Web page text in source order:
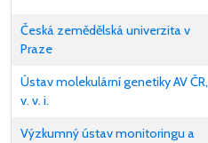
Česká zemědělská univerzita v
Praze
Ústav molekulární genetiky AV ČR,
v. v. i.
Výzkumný ústav monitoringu a